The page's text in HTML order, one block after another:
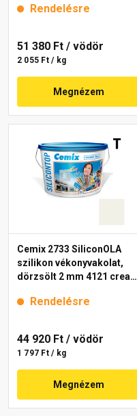
Rendelésre
51 380 Ft / vödör
2 055 Ft / kg
Megnézem
Cemix 2733 SiliconOLA
szilikon vékonyvakolat,
dörzsölt 2 mm 4121 cream
Rendelésre
44 920 Ft / vödör
1 797 Ft / kg
Megnézem